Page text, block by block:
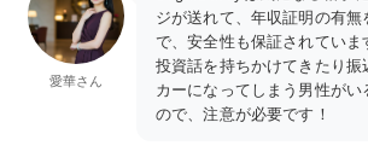
愛華さん
ジが送れて、年収証明の有無
で、安全性も保証されていま
投資話を持ちかけてきたり振
カーになってしまう男性がい
ので、注意が必要です！